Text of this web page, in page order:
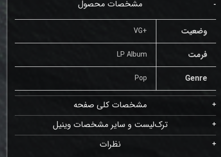
مشخصات محصول
وضعیت +VG
فرمت LP Album
Genre
Pop
مشخصات کلی صفحه
ترک‌لیست و سایر مشخصات وینیل
نظرات